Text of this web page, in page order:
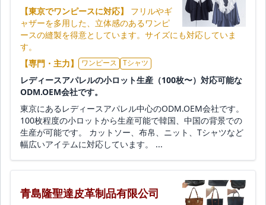
【東京でワンピースに対応】
フリルやギ
ャザーを多用した、立体感のあるワンピ
ースの縫製を得意としています。サイズにも対応していま
す。
【専門・主力】
ワンピース Tシャツ
レディースアパレルの小ロット生産（100枚〜）対応可能な
ODM.OEM会社です。
東京にあるレディースアパレル中心のODM.OEM会社です。
100枚程度の小ロットから生産可能で韓国、中国の背景での
生産が可能です。 カットソー、布帛、ニット、Tシャツなど
幅広いアイテムに対応しています。 ...
青島隆聖達皮革制品有限公司